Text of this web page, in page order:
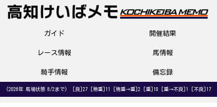
ガイド 開催結果
レース情報 馬情報
騎手情報 備忘録
(2026年 馬場状態 8/2まで) [良]27 [稍重]11 [稍重→重]2 [重]10 [重→不良]1 [不良]17